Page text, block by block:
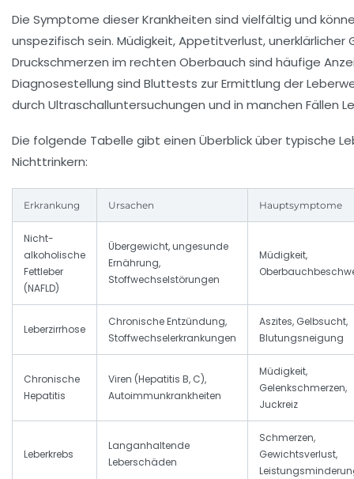
Die Symptome dieser Krankheiten sind vielfältig und
unspezifisch sein. Müdigkeit, Appetitverlust, unerklärlicher
Druckschmerzen im rechten Oberbauch sind häufige
Diagnosestellung sind Bluttests zur Ermittlung der
durch Ultraschalluntersuchungen und in manchen Fällen
Die folgende Tabelle gibt einen Überblick über typische
Nichttrinkern:
Erkrankung Ursachen Hauptsymptome
Nicht-
alkoholische
Fettleber
(NAFLD)
Übergewicht, ungesunde
Ernährung,
Stoffwechselstörungen
Müdigkeit,
Leberzirrhose
Chronische Entzündung,
Stoffwechselerkrankungen
Aszites, Gelbsucht,
Blutungsneigung
Chronische
Hepatitis
Viren (Hepatitis B, C),
Autoimmunkrankheiten
Müdigkeit,
Gelenkschmerzen,
Juckreiz
Leberkrebs
Langanhaltende
Leberschäden
Schmerzen,
Gewichtsverlust,